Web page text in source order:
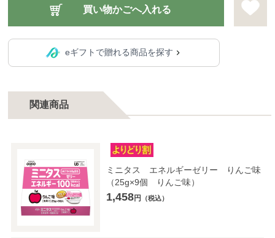
eギフトで贈れる商品を探す
関連商品
ミニタス エネルギーゼリー りんご味
（25g×9個 りんご味）
1,458円 （税込）